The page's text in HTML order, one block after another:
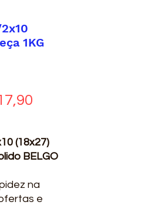
1KG
normal
(18x27)
BELGO
na
e